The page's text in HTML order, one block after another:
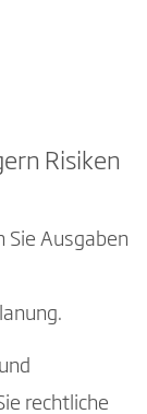
Risiken
Sie Ausgaben
rechtliche